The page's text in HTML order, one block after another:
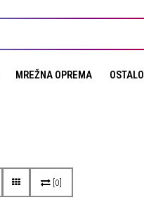
MREŽNA OPREMA OSTALO
[0]